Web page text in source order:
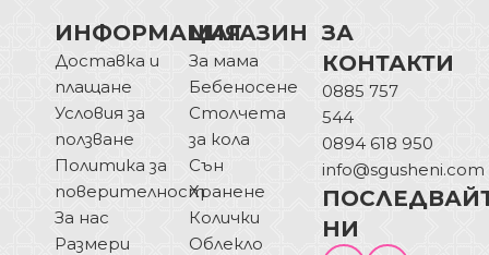
ИНФОРМАЦИЯ
Доставка и
плащане
Условия за
ползване
Политика за
поверителност
За нас
Размери
МАГАЗИН
За мама
Бебеносене
Столчета
за кола
Сън
Хранене
Колички
Облекло
ЗА
КОНТАКТИ
0885 757
544
0894 618 950
info@sgusheni.com
НИ